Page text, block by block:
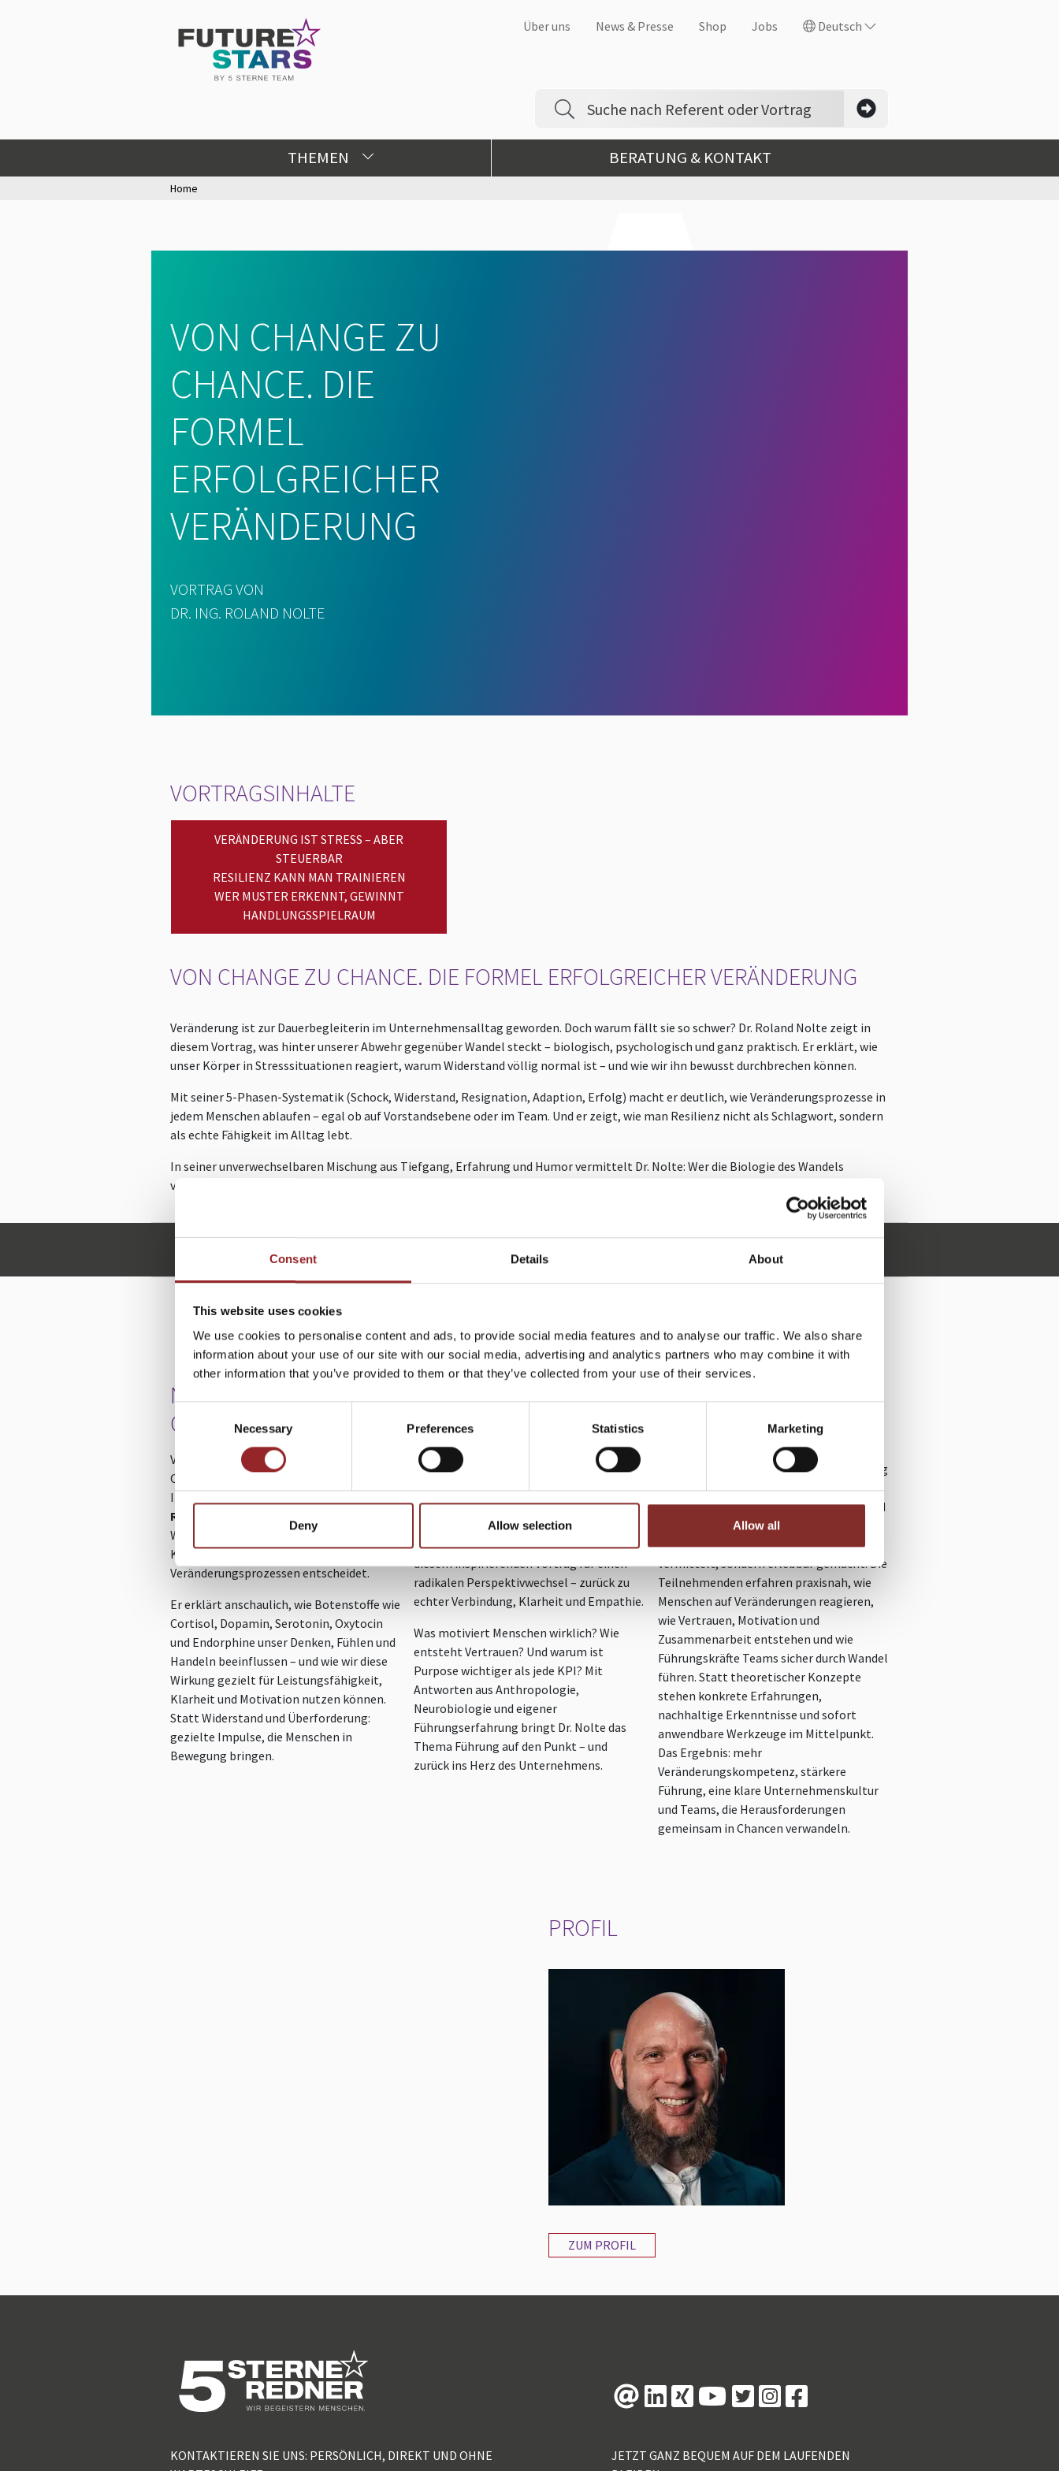
Consent Details About
This website uses cookies
We use cookies to personalise content and ads, to provide social media features and to analyse our traffic. We also share
information about your use of our site with our social media, advertising and analytics partners who may combine it with
other information that you’ve provided to them or that they’ve collected from your use of their services.
Selection
Necessary Preferences Statistics Marketing
Deny Allow selection Allow all
Über uns News & Presse Shop Jobs Deutsch
THEMEN BERATUNG & KONTAKT
Home
VON CHANGE ZU
CHANCE. DIE
FORMEL
ERFOLGREICHER
VERÄNDERUNG
VORTRAG VON
DR. ING. ROLAND NOLTE
VORTRAGSINHALTE
VERÄNDERUNG IST STRESS – ABER
STEUERBAR
RESILIENZ KANN MAN TRAINIEREN
WER MUSTER ERKENNT, GEWINNT
HANDLUNGSSPIELRAUM
VON CHANGE ZU CHANCE. DIE FORMEL ERFOLGREICHER VERÄNDERUNG
Veränderung ist zur Dauerbegleiterin im Unternehmensalltag geworden. Doch warum fällt sie so schwer? Dr. Roland Nolte zeigt in
diesem Vortrag, was hinter unserer Abwehr gegenüber Wandel steckt – biologisch, psychologisch und ganz praktisch. Er erklärt, wie
unser Körper in Stresssituationen reagiert, warum Widerstand völlig normal ist – und wie wir ihn bewusst durchbrechen können.
Mit seiner 5-Phasen-Systematik (Schock, Widerstand, Resignation, Adaption, Erfolg) macht er deutlich, wie Veränderungsprozesse in
jedem Menschen ablaufen – egal ob auf Vorstandsebene oder im Team. Und er zeigt, wie man Resilienz nicht als Schlagwort, sondern
als echte Fähigkeit im Alltag lebt.
In seiner unverwechselbaren Mischung aus Tiefgang, Erfahrung und Humor vermittelt Dr. Nolte: Wer die Biologie des Wandels
versteht, kann Veränderung aktiv gestalten – statt sie bloß zu ertragen.
WEITERE VORTRÄGE VON ROLAND NOLTE
NEUROTOOLS: DIE BIO-
CHEMIE DER RESILIENZ
Veränderung beginnt nicht im
Organigramm, sondern im Nervensystem.
In diesem spannenden Vortrag nimmt
Roland Nolte
Welt der Hormone und zeigt, wie unser
Körper über Erfolg oder Misserfolg von
Veränderungsprozessen entscheidet.
Er erklärt anschaulich, wie Botenstoffe wie
Cortisol, Dopamin, Serotonin, Oxytocin
und Endorphine unser Denken, Fühlen und
Handeln beeinflussen – und wie wir diese
Wirkung gezielt für Leistungsfähigkeit,
Klarheit und Motivation nutzen können.
Statt Widerstand und Überforderung:
gezielte Impulse, die Menschen in
Bewegung bringen.
RE:HUMAN – FÜHRUNG
MIT MENSCHEN IM
MITTELPUNKT
In einer Welt der Automatisierung und
permanenten Veränderung braucht es
Führung, die eines nicht verliert: den
Menschen. Dr. Roland Nolte plädiert in
diesem inspirierenden Vortrag für einen
radikalen Perspektivwechsel – zurück zu
echter Verbindung, Klarheit und Empathie.
Was motiviert Menschen wirklich? Wie
entsteht Vertrauen? Und warum ist
Purpose wichtiger als jede KPI? Mit
Antworten aus Anthropologie,
Neurobiologie und eigener
Führungserfahrung bringt Dr. Nolte das
Thema Führung auf den Punkt – und
zurück ins Herz des Unternehmens.
WORKSHOPANGEBOTE
Veränderung, Führung und
Unternehmenskultur entscheiden heute
mehr denn je über den langfristigen Erfolg
von Organisationen. Mit den Formaten
„Change live erleben und meistern“und
werden diese
entscheidenden Themen nicht nur
vermittelt, sondern erlebbar gemacht. Die
Teilnehmenden erfahren praxisnah, wie
Menschen auf Veränderungen reagieren,
wie Vertrauen, Motivation und
Zusammenarbeit entstehen und wie
Führungskräfte Teams sicher durch Wandel
führen. Statt theoretischer Konzepte
stehen konkrete Erfahrungen,
nachhaltige Erkenntnisse und sofort
anwendbare Werkzeuge im Mittelpunkt.
Das Ergebnis: mehr
Veränderungskompetenz, stärkere
Führung, eine klare Unternehmenskultur
und Teams, die Herausforderungen
gemeinsam in Chancen verwandeln.
PROFIL
ZUM PROFIL
KONTAKTIEREN SIE UNS: PERSÖNLICH, DIREKT UND OHNE
JETZT GANZ BEQUEM AUF DEM LAUFENDEN